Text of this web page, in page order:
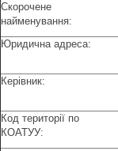
Скорочене
найменування:
Юридична адреса:
Керівник:
Код території по
КОАТУУ: